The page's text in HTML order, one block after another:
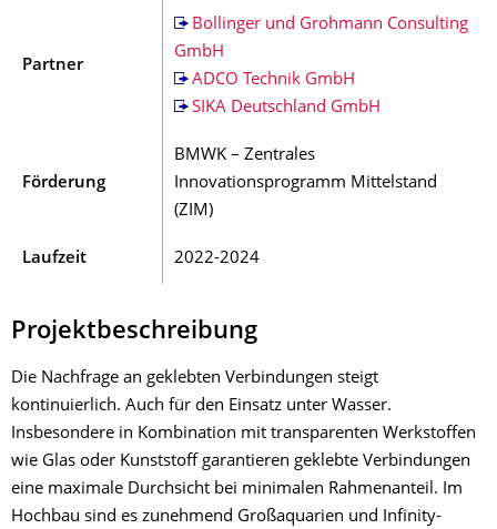
Partner
Bollinger und Grohmann Consulting
GmbH
ADCO Technik GmbH
SIKA Deutschland GmbH
Förderung
BMWK – Zentrales
Innovationsprogramm Mittelstand
(ZIM)
Laufzeit 2022-2024
Projektbeschreibung
Die Nachfrage an geklebten Verbindungen steigt
kontinuierlich. Auch für den Einsatz unter Wasser.
Insbesondere in Kombination mit transparenten Werkstoffen
wie Glas oder Kunststoff garantieren geklebte Verbindungen
eine maximale Durchsicht bei minimalen Rahmenanteil. Im
Hochbau sind es zunehmend Großaquarien und Infinity-